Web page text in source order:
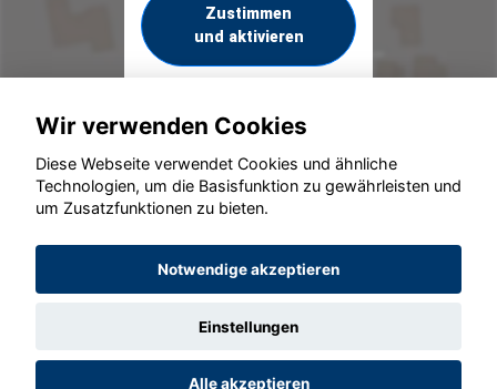
Zustimmen
und aktivieren
© konjunkturmotor.de GmbH 2020 - 2026
Wir verwenden Cookies
Diese Webseite verwendet Cookies und ähnliche
Technologien, um die Basisfunktion zu gewährleisten und
um Zusatzfunktionen zu bieten.
Notwendige akzeptieren
Einstellungen
Alle akzeptieren